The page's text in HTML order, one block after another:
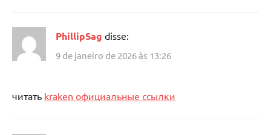
PhillipSag disse:
9 de janeiro de 2026 às 13:26
читать kraken официальные ссылки